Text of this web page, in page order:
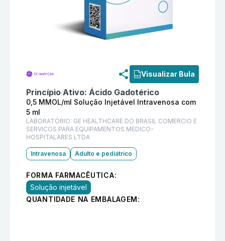
Visualizar Bula
Princípio Ativo: Ácido Gadotérico
0,5 MMOL/ml Solução Injetável Intravenosa com
5 ml
LABORATÓRIO: GE HEALTHCARE DO BRASIL COMERCIO E
SERVICOS PARA EQUIPAMENTOS MEDICO-
HOSPITALARES LTDA
Intravenosa Adulto e pediátrico
FORMA FARMACÊUTICA:
Solução injetável
QUANTIDADE NA EMBALAGEM: